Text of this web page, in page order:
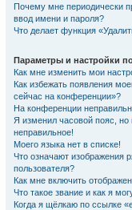
Почему мне периодически
ввод имени и пароля?
Что делает функция
Параметры и настройки
Как мне изменить мои
Как избежать появления
сейчас на конференции»?
На конференции
Я изменил часовой пояс,
неправильное!
Моего языка нет в списке!
Что означают изображения
пользователя?
Как мне включить
Что такое звание и как я
Когда я щёлкаю по ссылке